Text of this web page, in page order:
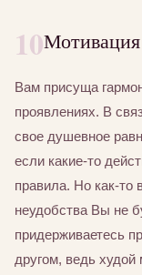
10
Вам присуща
проявлениях. В
свое душевное
если какие-то
правила. Но как-то
неудобства Вы не
придерживаетесь
другом, ведь